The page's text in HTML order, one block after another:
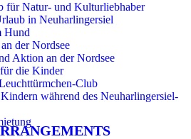
für Natur- und Kulturliebhaber
in Neuharlingersiel
Hund
der Nordsee
Aktion an der Nordsee
die Kinder
Club
während des Neuharlingersiel-